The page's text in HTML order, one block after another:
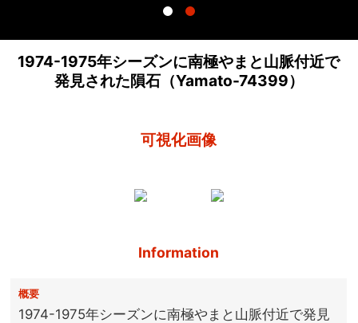
1974-1975年シーズンに南極やまと山脈付近で
発見された隕石（Yamato-74399）
可視化画像
Information
概要
1974-1975年シーズンに南極やまと山脈付近で発見